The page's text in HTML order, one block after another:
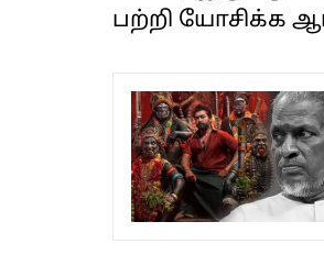
பற்றி யோசிக்க